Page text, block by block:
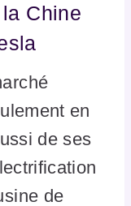
Chine
en
de ses
de